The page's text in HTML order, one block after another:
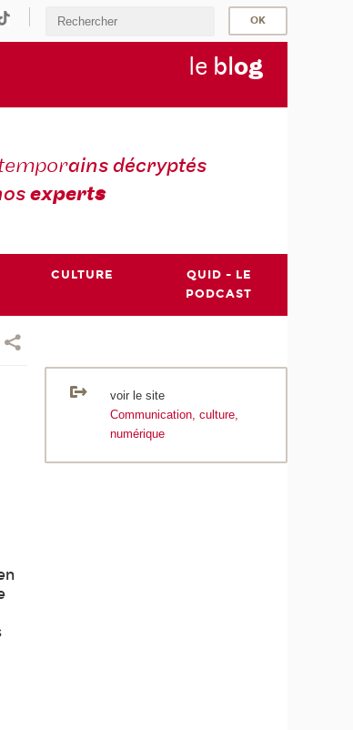
le blog
ains décryptés
experts
CULTURE
QUID - LE
PODCAST
voir le site
Communication, culture,
numérique